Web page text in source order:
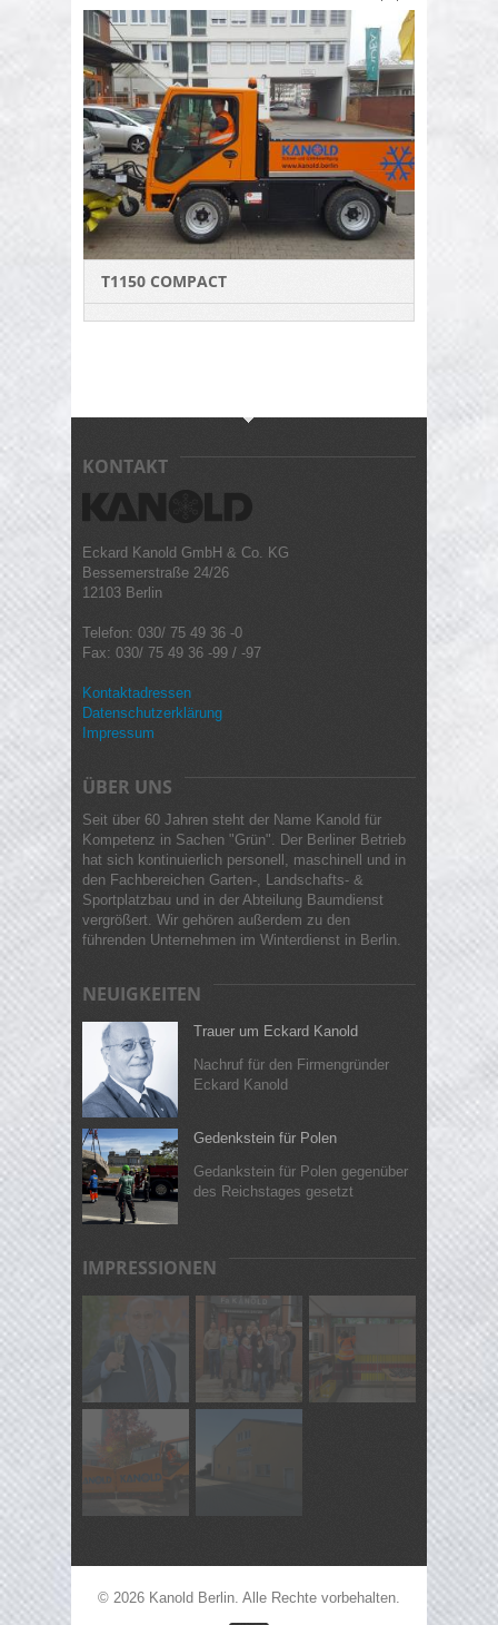
T1150 COMPACT
KONTAKT
Eckard Kanold GmbH & Co. KG
Bessemerstraße 24/26
12103 Berlin
Telefon: 030/ 75 49 36 -0
Fax: 030/ 75 49 36 -99 / -97
Kontaktadressen
Datenschutzerklärung
Impressum
ÜBER UNS
Seit über 60 Jahren steht der Name Kanold für
Kompetenz in Sachen "Grün". Der Berliner Betrieb
hat sich kontinuierlich personell, maschinell und in
den Fachbereichen Garten-, Landschafts- &
Sportplatzbau und in der Abteilung Baumdienst
vergrößert. Wir gehören außerdem zu den
führenden Unternehmen im Winterdienst in Berlin.
NEUIGKEITEN
Trauer um Eckard Kanold
Nachruf für den Firmengründer
Eckard Kanold
Gedenkstein für Polen
Gedankstein für Polen gegenüber
des Reichstages gesetzt
IMPRESSIONEN
© 2026 Kanold Berlin. Alle Rechte vorbehalten.